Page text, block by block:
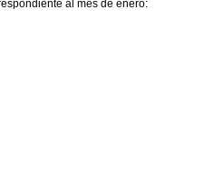
al mes de enero: